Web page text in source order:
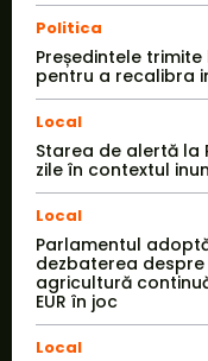
Politica
Președintele
pentru a recalibra
Local
Starea de alertă la
zile în contextul
Local
Parlamentul
dezbaterea
agricultură continuă
EUR în joc
Local